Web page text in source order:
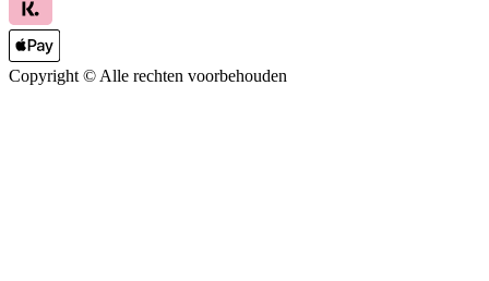
Copyright © Alle rechten voorbehouden